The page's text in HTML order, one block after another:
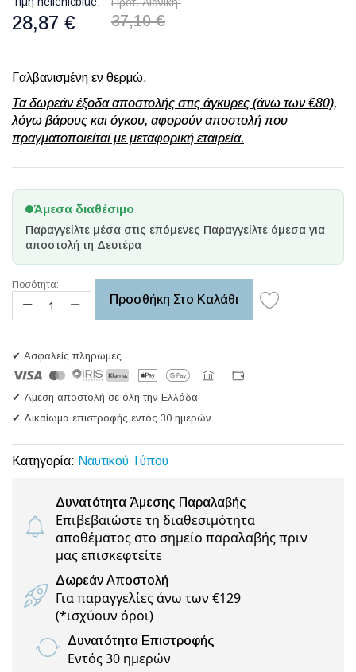
28,87 € 37,10 €
Γαλβανισμένη εν θερμώ.
Τα δωρεάν έξοδα αποστολής στις άγκυρες (άνω των €80),
λόγω βάρους και όγκου, αφορούν αποστολή που
πραγματοποιείται με μεταφορική εταιρεία.
Άμεσα διαθέσιμο
Παραγγείλτε μέσα στις επόμενες Παραγγείλτε άμεσα για
αποστολή τη Δευτέρα
Ποσότητα:
Προσθήκη Στο Καλάθι
✔ Ασφαλείς πληρωμές
✔ Άμεση αποστολή σε όλη την Ελλάδα
✔ Δικαίωμα επιστροφής εντός 30 ημερών
Κατηγορία: Ναυτικού Τύπου
Δυνατότητα Άμεσης Παραλαβής
Επιβεβαιώστε τη διαθεσιμότητα
αποθέματος στο σημείο παραλαβής πριν
μας επισκεφτείτε
Δωρεάν Αποστολή
Για παραγγελίες άνω των €129
(*ισχύουν όροι)
Δυνατότητα Επιστροφής
Εντός 30 ημερών